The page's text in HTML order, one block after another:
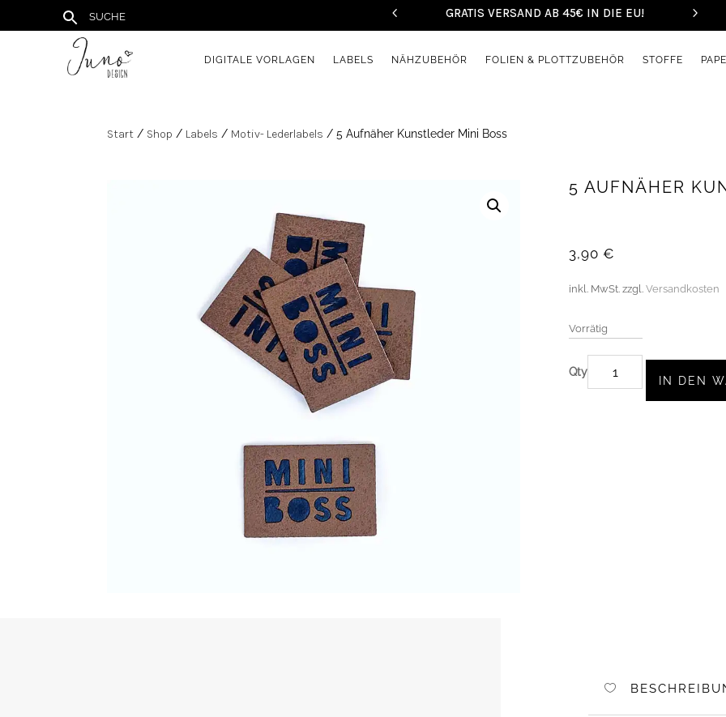
GRATIS VERSAND AB 45€ IN DIE EU!
DIGITALE VORLAGEN LABELS NÄHZUBEHÖR FOLIEN & PLOTTZUBEHÖR STOFFE
Start / Shop / Labels / Motiv- Lederlabels / 5 Aufnäher Kunstleder Mini Boss
5 AUFNÄHER
3,90 €
inkl. MwSt. zzgl. Versandkosten
Vorrätig
IN DEN